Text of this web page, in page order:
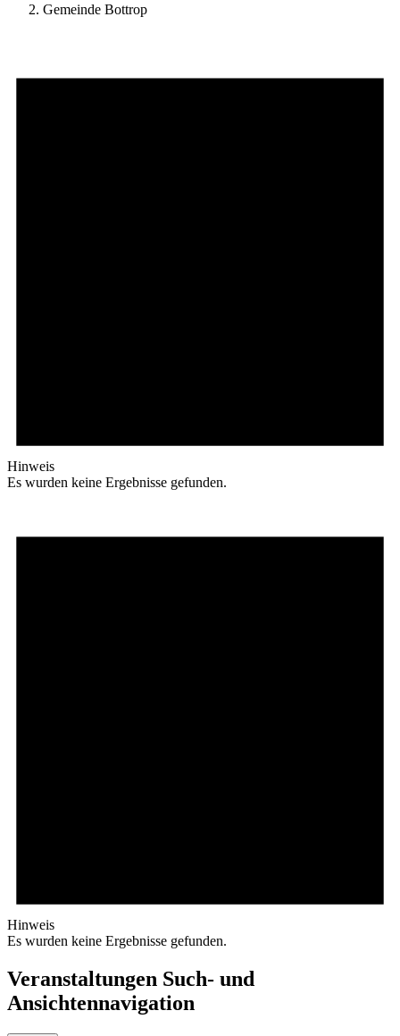
Gemeinde Bottrop
Hinweis
Es wurden keine Ergebnisse gefunden.
Hinweis
Es wurden keine Ergebnisse gefunden.
Veranstaltungen Such- und
Ansichtennavigation